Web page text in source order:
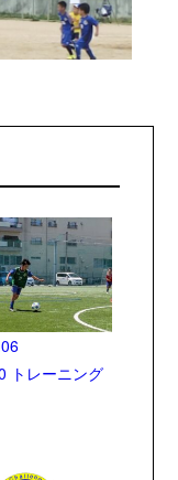
トレーニング